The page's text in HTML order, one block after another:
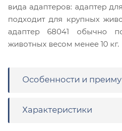
вида адаптеров: адаптер
подходит для крупных
адаптер 68041 обычно
животных весом менее 10 кг.
Особенности и
Характеристики